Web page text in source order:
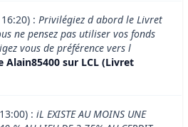
: Privilégiez d abord le Livret
ne pensez pas utiliser vos fonds
vous de préférence vers l
Alain85400 sur LCL (Livret
: iL EXISTE AU MOINS UNE